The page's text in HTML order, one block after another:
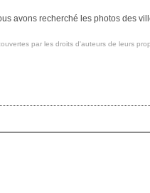
avons recherché les photos des
par les droits d'auteurs de leurs